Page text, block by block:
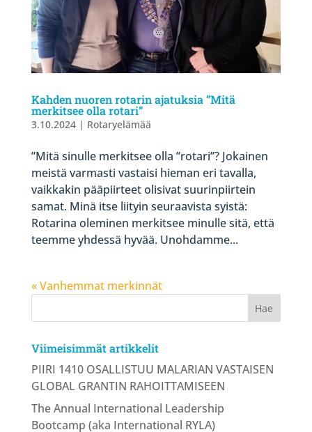
Kahden nuoren rotarin ajatuksia ”Mitä
merkitsee olla rotari”
3.10.2024| Rotaryelämää
”Mitä sinulle merkitsee olla ”rotari”? Jokainen
meistä varmasti vastaisi hieman eri tavalla,
vaikkakin pääpiirteet olisivat suurinpiirtein
samat. Minä itse liityin seuraavista syistä:
Rotarina oleminen merkitsee minulle sitä, että
teemme yhdessä hyvää. Unohdamme...
« Vanhemmat merkinnät
Viimeisimmät artikkelit
PIIRI 1410 OSALLISTUU MALARIAN VASTAISEN
GLOBAL GRANTIN RAHOITTAMISEEN
The Annual International Leadership
Bootcamp (aka International RYLA)